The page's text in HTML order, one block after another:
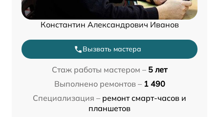
Константин Александрович Иванов
Вызвать мастера
Стаж работы мастером – 5 лет
Выполнено ремонтов – 1 490
Специализация – ремонт смарт-часов и
планшетов